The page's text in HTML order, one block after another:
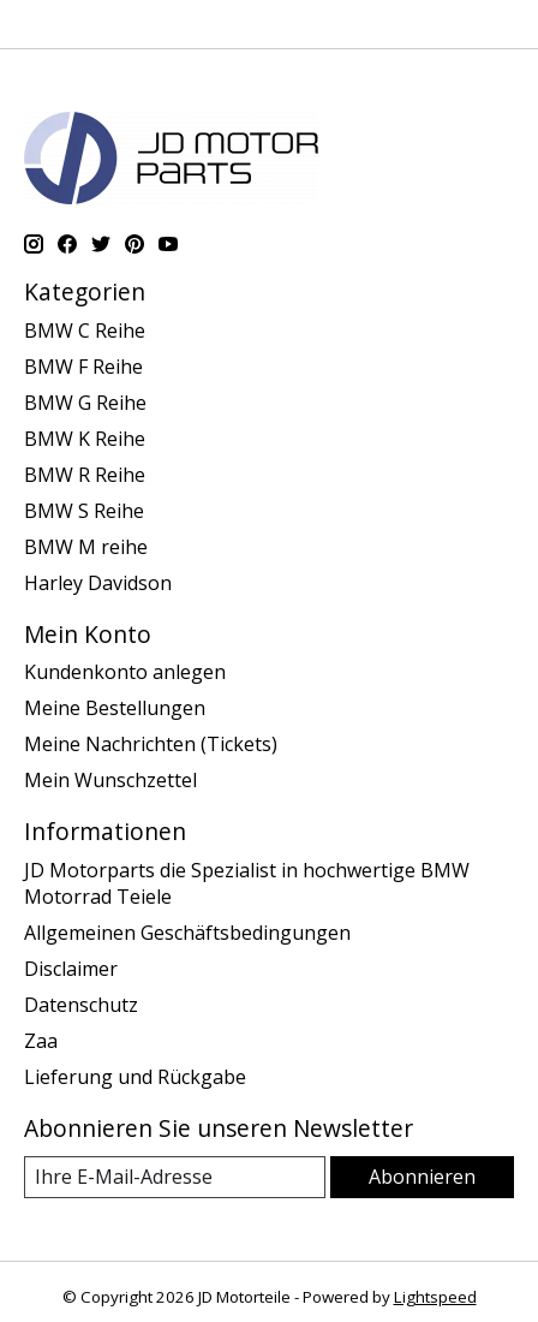
Kategorien
BMW C Reihe
BMW F Reihe
BMW G Reihe
BMW K Reihe
BMW R Reihe
BMW S Reihe
BMW M reihe
Harley Davidson
Mein Konto
Kundenkonto anlegen
Meine Bestellungen
Meine Nachrichten (Tickets)
Mein Wunschzettel
Informationen
JD Motorparts die Spezialist in hochwertige BMW
Motorrad Teiele
Allgemeinen Geschäftsbedingungen
Disclaimer
Datenschutz
Zaa
Lieferung und Rückgabe
Abonnieren Sie unseren Newsletter
Abonnieren
© Copyright 2026 JD Motorteile - Powered byLightspeed